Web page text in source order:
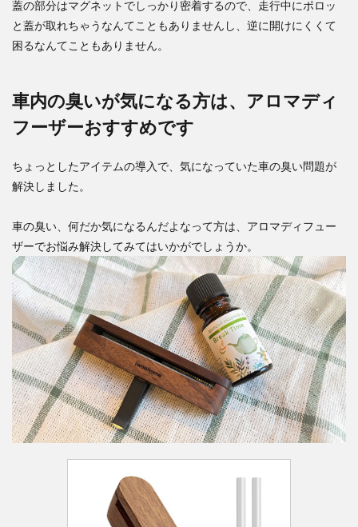
蓋の部分はマグネットでしっかり密着するので、走行中にポロッ
と蓋が取れちゃうなんてこともありませんし、逆に開けにくくて
困るなんてこともありません。
車内の臭いが気になる方は、アロマディ
フーザーおすすめです
ちょっとしたアイテムの導入で、気になっていた車の臭い問題が
解決しました。
車の臭い、何だか気になるんだよなって方は、アロマディフュー
ザーでお悩み解決してみてはいかがでしょうか。